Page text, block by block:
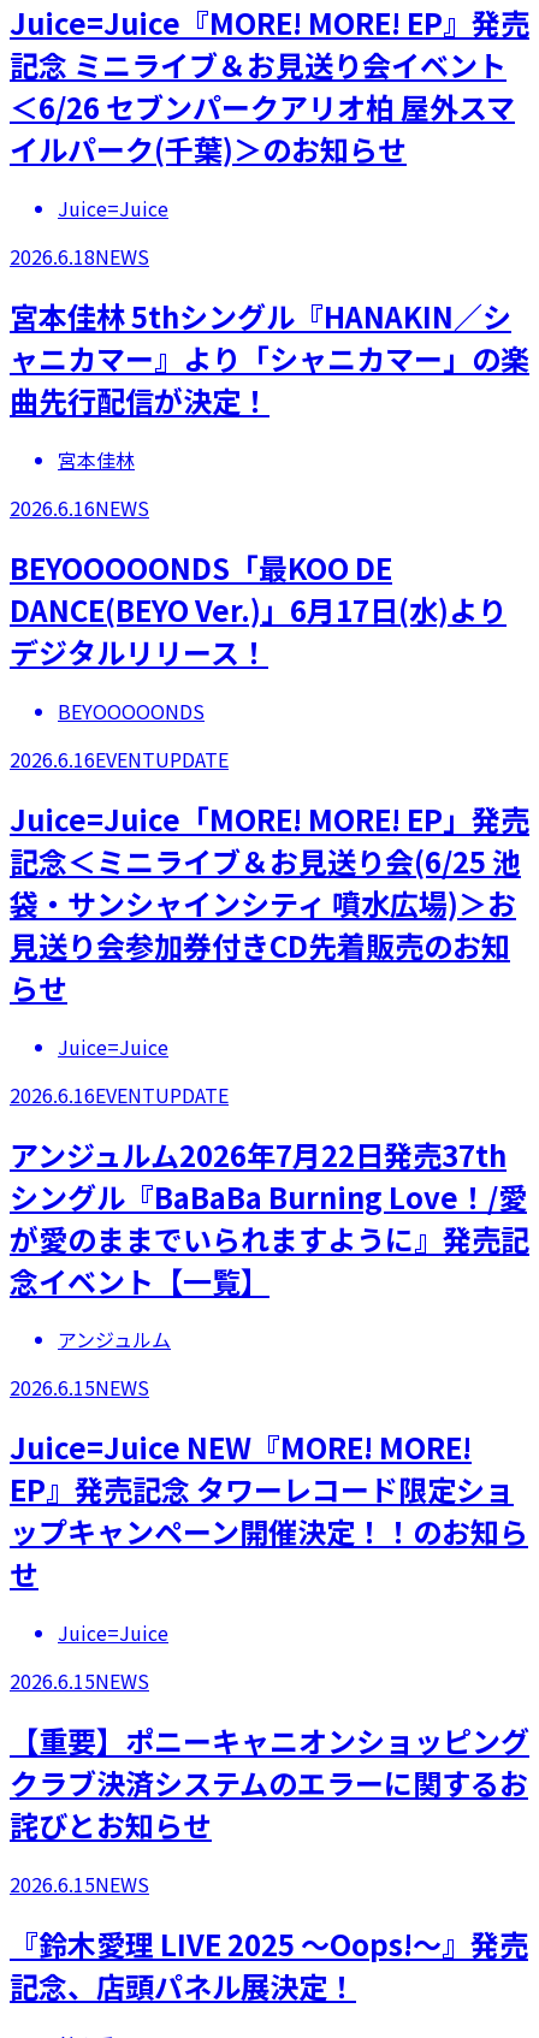
Juice=Juice『MORE! MORE! EP』発売
記念 ミニライブ＆お見送り会イベント
＜6/26 セブンパークアリオ柏 屋外スマ
イルパーク(千葉)＞のお知らせ
Juice=Juice
2026.6.18NEWS
宮本佳林 5thシングル『HANAKIN／シ
ャニカマー』より「シャニカマー」の楽
曲先行配信が決定！
宮本佳林
2026.6.16NEWS
BEYOOOOONDS「最KOO DE
DANCE(BEYO Ver.)」6月17日(水)より
デジタルリリース！
BEYOOOOONDS
2026.6.16EVENTUPDATE
Juice=Juice「MORE! MORE! EP」発売
記念＜ミニライブ＆お見送り会(6/25 池
袋・サンシャインシティ 噴水広場)＞お
見送り会参加券付きCD先着販売のお知
らせ
Juice=Juice
2026.6.16EVENTUPDATE
アンジュルム2026年7月22日発売37th
シングル『BaBaBa Burning Love！/愛
が愛のままでいられますように』発売記
念イベント【一覧】
アンジュルム
2026.6.15NEWS
Juice=Juice NEW『MORE! MORE!
EP』発売記念 タワーレコード限定ショ
ップキャンペーン開催決定！！のお知ら
せ
Juice=Juice
2026.6.15NEWS
【重要】ポニーキャニオンショッピング
クラブ決済システムのエラーに関するお
詫びとお知らせ
2026.6.15NEWS
『鈴木愛理 LIVE 2025 ～Oops!～』発売
記念、店頭パネル展決定！